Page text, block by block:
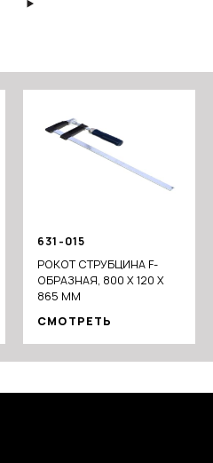
631-015
РОКОТ СТРУБЦИНА F-
ОБРАЗНАЯ, 800 Х 120 Х
865 ММ
СМОТРЕТЬ